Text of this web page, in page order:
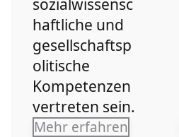
haftliche und
gesellschaftsp
olitische
Kompetenzen
vertreten sein.
Mehr erfahren